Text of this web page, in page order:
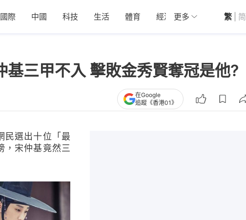
國際 中國 科技 生活 體育 經濟 01深圳 觀點
更多 繁 简
三甲不入 擊敗金秀賢奪冠是他?
在Google
追蹤《香港01》
民選出十位「最
，宋仲基竟然三